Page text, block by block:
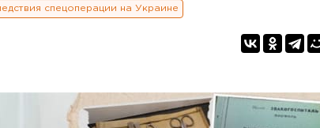
спецоперации на Украине